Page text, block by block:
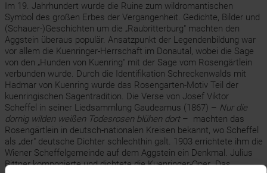
Im 19. Jahrhundert wurde die Ruine zum wildromantischen
Symbol des großen Erbes der Vergangenheit. Gedichte, Bilder und
(Schauer-)Geschichten um die „Raubritterburg" machten den
Aggstein überaus populär. Ansatzpunkt der Legendenbildung war
vor allem die Kuenringer-Herrschaft im Donautal, wobei die Sage
von den „Hunden von Kuenring" mit der Sage vom Rosengärtlein
verbunden wurde. Durch die Identifikation Schreckenwalds mit
Hadmar von Kuenring wurde das Rosengarten-Motiv Teil der
kuenringischen Sagentradition. Die Verse von Josef Viktor
Scheffel in seiner Liedsammlung Gaudeamus (1867) – Nur die
dornig wilden weißen Todesrosen blühen dort – machten das
Rosengärtlein in deutsch-nationalen Kreisen bekannt, wo Scheffel
als „der" deutsche Dichter schlechthin galt. 1903 errichtete ihm die
Wiener Scheffelgemeinde auf dem Aggstein ein Denkmal. Julius
Bittner komponierte und dichtete die Kuenringer-Oper „Das